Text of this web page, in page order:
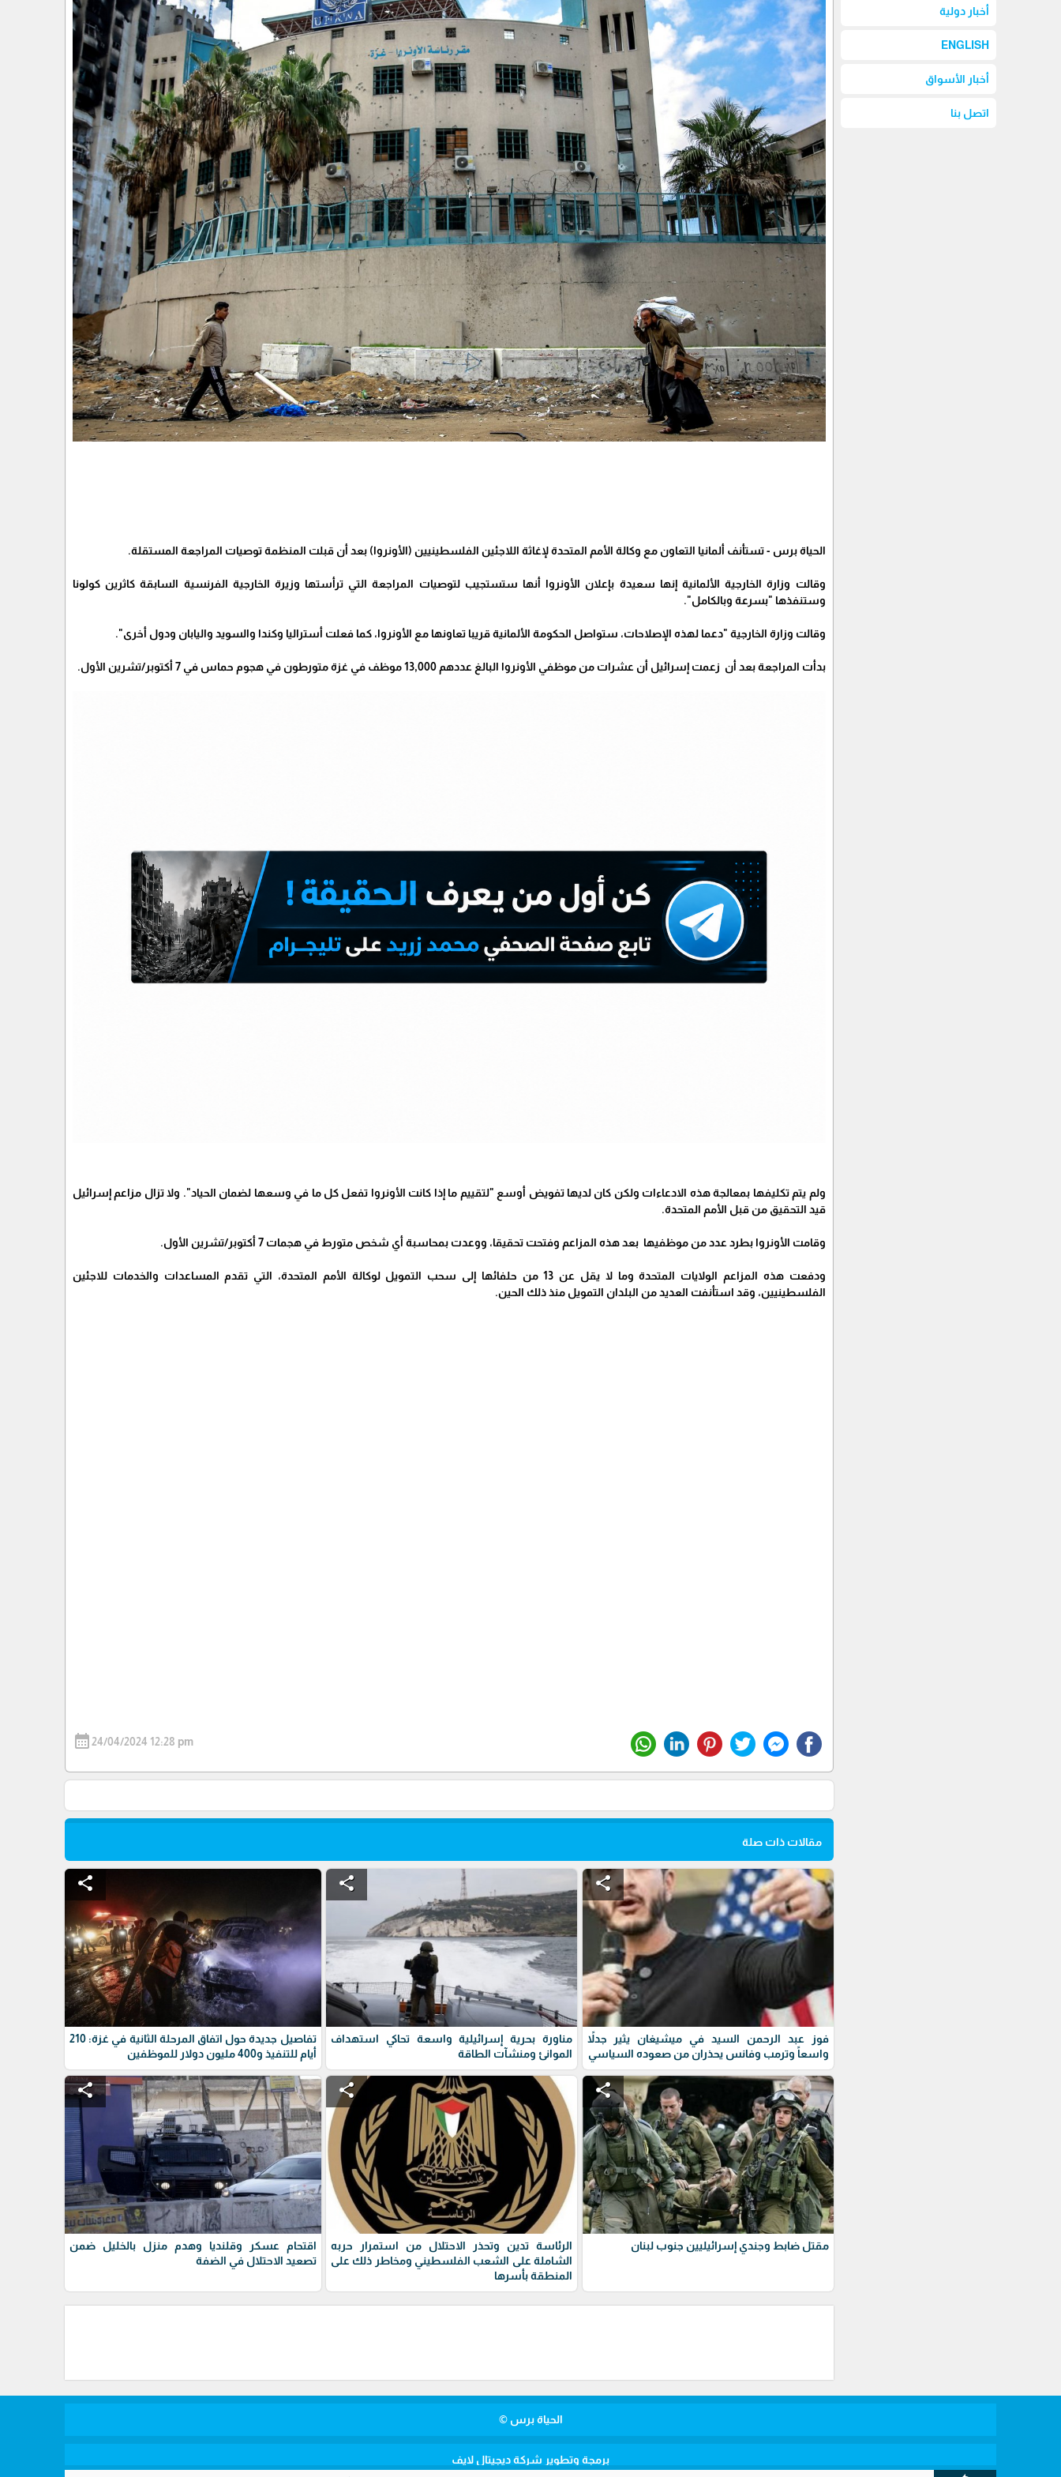
أخبار دولية
ENGLISH
أخبار الأسواق
اتصل بنا
الحياة برس - تستأنف ألمانيا التعاون مع وكالة الأمم المتحدة لإغاثة اللاجئين الفلسطينيين (الأونروا) بعد أن قبلت المنظمة توصيات المراجعة المستقلة.
وقالت وزارة الخارجية الألمانية إنها سعيدة بإعلان الأونروا أنها ستستجيب لتوصيات المراجعة التي ترأستها وزيرة الخارجية الفرنسية السابقة كاثرين كولونا
وستنفذها "بسرعة وبالكامل".
وقالت وزارة الخارجية "دعما لهذه الإصلاحات، ستواصل الحكومة الألمانية قريبا تعاونها مع الأونروا، كما فعلت أستراليا وكندا والسويد واليابان ودول أخرى".
بدأت المراجعة بعد أن زعمت إسرائيل أن عشرات من موظفي الأونروا البالغ عددهم 13,000 موظف في غزة متورطون في هجوم حماس في 7 أكتوبر/تشرين الأول.
ولم يتم تكليفها بمعالجة هذه الادعاءات ولكن كان لديها تفويض أوسع "لتقييم ما إذا كانت الأونروا تفعل كل ما في وسعها لضمان الحياد". ولا تزال مزاعم إسرائيل
قيد التحقيق من قبل الأمم المتحدة.
وقامت الأونروا بطرد عدد من موظفيها بعد هذه المزاعم وفتحت تحقيقا، ووعدت بمحاسبة أي شخص متورط في هجمات 7 أكتوبر/تشرين الأول.
ودفعت هذه المزاعم الولايات المتحدة وما لا يقل عن 13 من حلفائها إلى سحب التمويل لوكالة الأمم المتحدة، التي تقدم المساعدات والخدمات للاجئين
الفلسطينيين، وقد استأنفت العديد من البلدان التمويل منذ ذلك الحين.
calendar_month24/04/2024 12:28 pm
مقالات ذات صلة
share
فوز عبد الرحمن السيد في ميشيغان يثير جدلاً
واسعاً وترمب وفانس يحذران من صعوده السياسي
share
مناورة بحرية إسرائيلية واسعة تحاكي استهداف
الموانئ ومنشآت الطاقة
share
تفاصيل جديدة حول اتفاق المرحلة الثانية في غزة: 210
أيام للتنفيذ و400 مليون دولار للموظفين
share
مقتل ضابط وجندي إسرائيليين جنوب لبنان
share
الرئاسة تدين وتحذر الاحتلال من استمرار حربه
الشاملة على الشعب الفلسطيني ومخاطر ذلك على
المنطقة بأسرها
share
اقتحام عسكر وقلنديا وهدم منزل بالخليل ضمن
تصعيد الاحتلال في الضفة
الحياة برس ©
برمجة وتطوير شركة ديجيتال لايف